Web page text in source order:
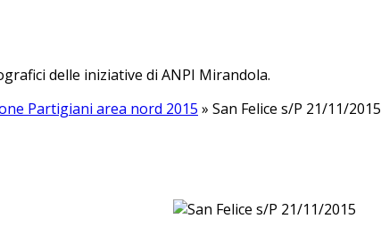
delle iniziative di ANPI Mirandola.
Partigiani area nord 2015 » San Felice s/P 21/11/2015